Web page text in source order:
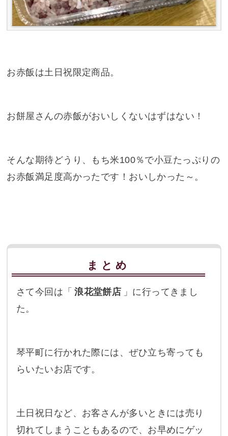
お赤飯は土日祝限定商品。
お餅屋さんの赤飯がおいしくないはずはない！
そんな期待どうり、もち米100％で小豆たっぷりの
お赤飯満足度高かったです！おいしかった～。
まとめ
さて今回は「 浪花堂餅店 」に行ってきまし
た。
琴平町に行かれた際には、ぜひ立ち寄っても
らいたいお店です。
土日祝日など、お客さんが多いときには売り
切れてしまうこともあるので、お早めにゲッ